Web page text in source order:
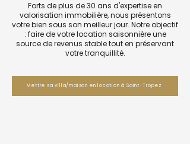
Forts de plus de 30 ans d'expertise en
valorisation immobilière, nous présentons
votre bien sous son meilleur jour. Notre objectif
: faire de votre location saisonnière une
source de revenus stable tout en préservant
votre tranquillité.
Mettre sa villa/maison en location à Saint-Tropez